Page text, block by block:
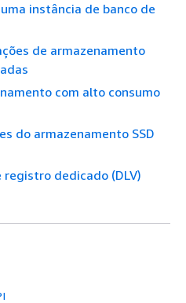
instância de banco de
de armazenamento
com alto consumo
do armazenamento SSD
registro dedicado (DLV)